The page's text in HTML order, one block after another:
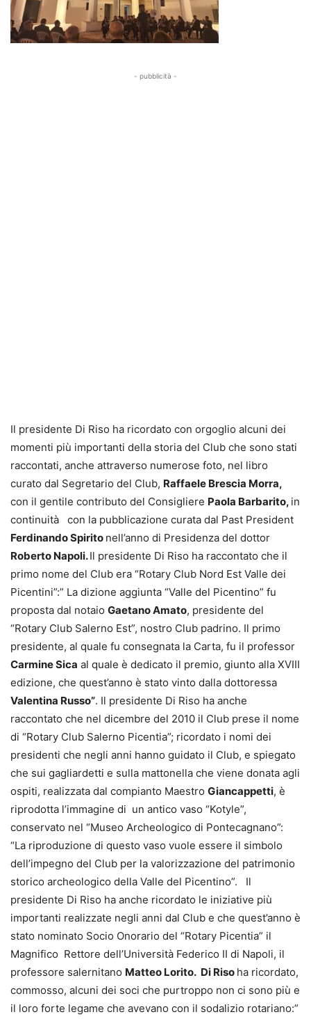
- pubblicità -
Il presidente Di Riso ha ricordato con orgoglio alcuni dei
momenti più importanti della storia del Club che sono stati
raccontati, anche attraverso numerose foto, nel libro
curato dal Segretario del Club, Raffaele Brescia Morra,
con il gentile contributo del Consigliere Paola Barbarito, in
continuità con la pubblicazione curata dal Past President
Ferdinando Spirito nell’anno di Presidenza del dottor
Roberto Napoli.Il presidente Di Riso ha raccontato che il
primo nome del Club era “Rotary Club Nord Est Valle dei
Picentini”:” La dizione aggiunta “Valle del Picentino” fu
proposta dal notaio Gaetano Amato, presidente del
“Rotary Club Salerno Est”, nostro Club padrino. Il primo
presidente, al quale fu consegnata la Carta, fu il professor
Carmine Sica al quale è dedicato il premio, giunto alla XVIII
edizione, che quest’anno è stato vinto dalla dottoressa
Valentina Russo”. Il presidente Di Riso ha anche
raccontato che nel dicembre del 2010 il Club prese il nome
di “Rotary Club Salerno Picentia”; ricordato i nomi dei
presidenti che negli anni hanno guidato il Club, e spiegato
che sui gagliardetti e sulla mattonella che viene donata agli
ospiti, realizzata dal compianto Maestro Giancappetti, è
riprodotta l’immagine di un antico vaso “Kotyle”,
conservato nel “Museo Archeologico di Pontecagnano”:
“La riproduzione di questo vaso vuole essere il simbolo
dell’impegno del Club per la valorizzazione del patrimonio
storico archeologico della Valle del Picentino”. Il
presidente Di Riso ha anche ricordato le iniziative più
importanti realizzate negli anni dal Club e che quest’anno è
stato nominato Socio Onorario del “Rotary Picentia” il
Magnifico Rettore dell’Università Federico II di Napoli, il
professore salernitano Matteo Lorito. Di Riso ha ricordato,
commosso, alcuni dei soci che purtroppo non ci sono più e
il loro forte legame che avevano con il sodalizio rotariano:”